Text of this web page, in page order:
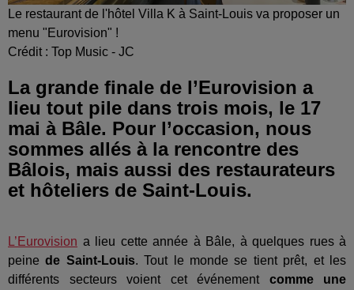
Le restaurant de l'hôtel Villa K à Saint-Louis va proposer un
menu "Eurovision" !
Crédit : Top Music - JC
La grande finale de l’Eurovision a
lieu tout pile dans trois mois, le 17
mai à Bâle. Pour l’occasion, nous
sommes allés à la rencontre des
Bâlois, mais aussi des restaurateurs
et hôteliers de Saint-Louis.
L’Eurovision a lieu cette année à Bâle, à quelques rues à
peinede Saint-Louis. Tout le monde se tient prêt, et les
différents secteurs voient cet événement comme une